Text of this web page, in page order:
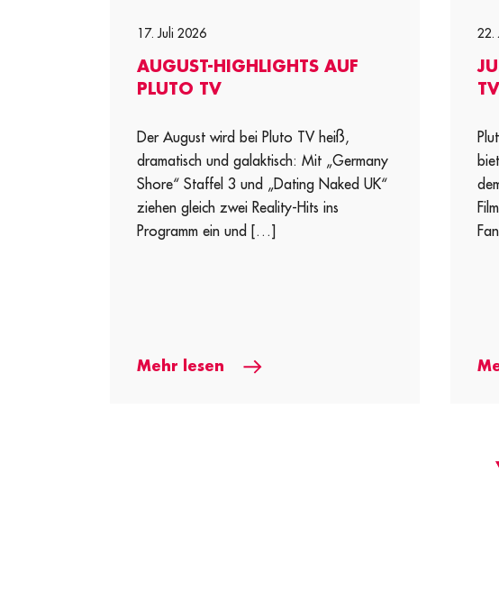
17. Juli 2026
AUGUST-HIGHLIGHTS AUF
PLUTO TV
Der August wird bei Pluto TV heiß,
dramatisch und galaktisch: Mit „Germany
Shore“ Staffel 3 und „Dating Naked UK“
ziehen gleich zwei Reality-Hits ins
Programm ein und […]
Mehr lesen
22.
TV